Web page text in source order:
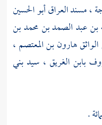
، مسندالعراقأبو الحسين
بن عبد الصمد بن محمد بن
الواثق هارون بن المعتصم ،
بابن الغريق ، سيدبني
.